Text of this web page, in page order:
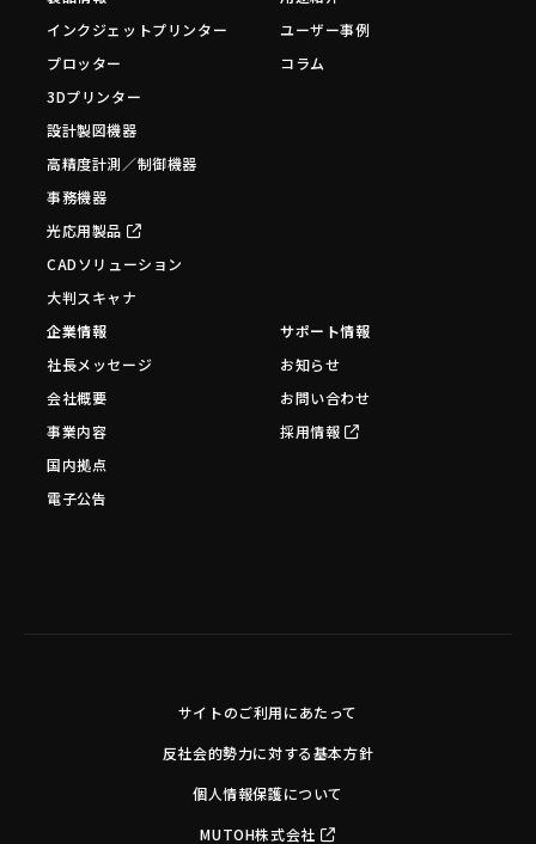
インクジェットプリンター
プロッター
3Dプリンター
設計製図機器
高精度計測／制御機器
事務機器
光応用製品
CADソリューション
大判スキャナ
ユーザー事例
コラム
企業情報
社長メッセージ
会社概要
事業内容
国内拠点
電子公告
サポート情報
お知らせ
お問い合わせ
採用情報
サイトのご利用にあたって
反社会的勢力に対する基本方針
個人情報保護について
MUTOH株式会社